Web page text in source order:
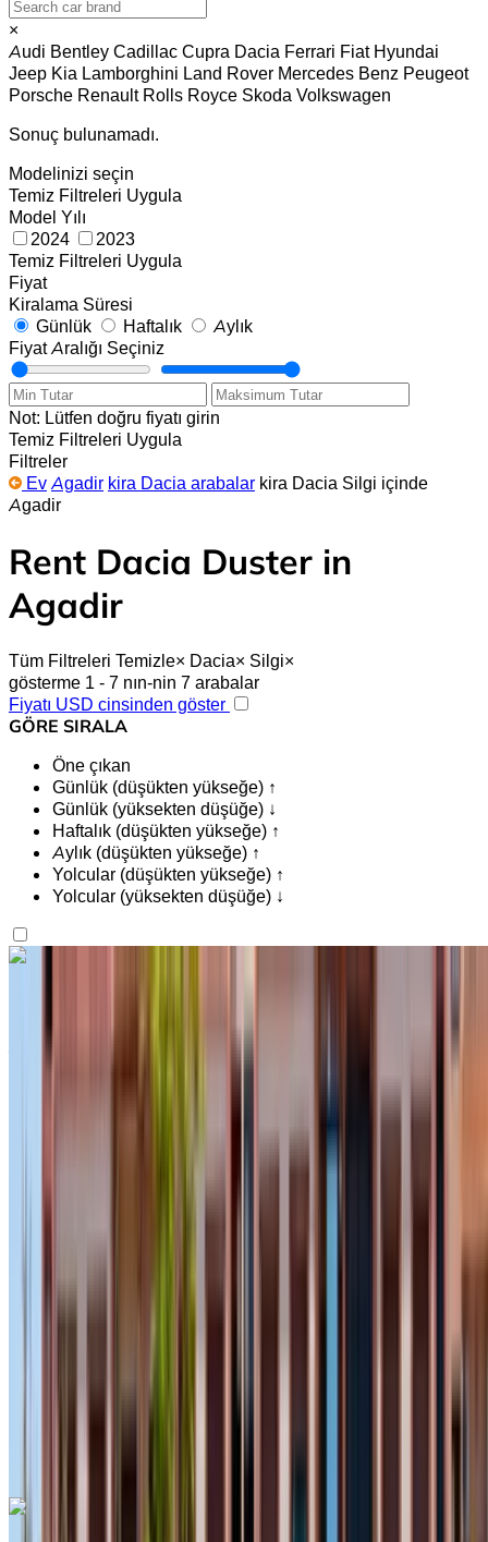
×
Audi Bentley Cadillac Cupra Dacia Ferrari Fiat Hyundai
Jeep Kia Lamborghini Land Rover Mercedes Benz Peugeot
Porsche Renault Rolls Royce Skoda Volkswagen
Sonuç bulunamadı.
Modelinizi seçin
Temiz Filtreleri Uygula
Model Yılı
2024
2023
Temiz Filtreleri Uygula
Fiyat
Kiralama Süresi
Günlük
Haftalık
Aylık
Fiyat Aralığı Seçiniz
Not: Lütfen doğru fiyatı girin
Temiz Filtreleri Uygula
Filtreler
Ev Agadir kira Dacia arabalar kira Dacia Silgi içinde
Agadir
Rent Dacia Duster in
Agadir
Tüm Filtreleri Temizle× Dacia× Silgi×
gösterme 1 - 7 nın-nin 7 arabalar
Fiyatı USD cinsinden göster
GÖRE SIRALA
Öne çıkan
Günlük (düşükten yükseğe) ↑
Günlük (yüksekten düşüğe) ↓
Haftalık (düşükten yükseğe) ↑
Aylık (düşükten yükseğe) ↑
Yolcular (düşükten yükseğe) ↑
Yolcular (yüksekten düşüğe) ↓
İlgini çekti mi?
Agadir Uluslararası Havalimanı, Agadir
Agadir
Uluslararası Havalimanı, Agadir
Havalimanı, Agadir